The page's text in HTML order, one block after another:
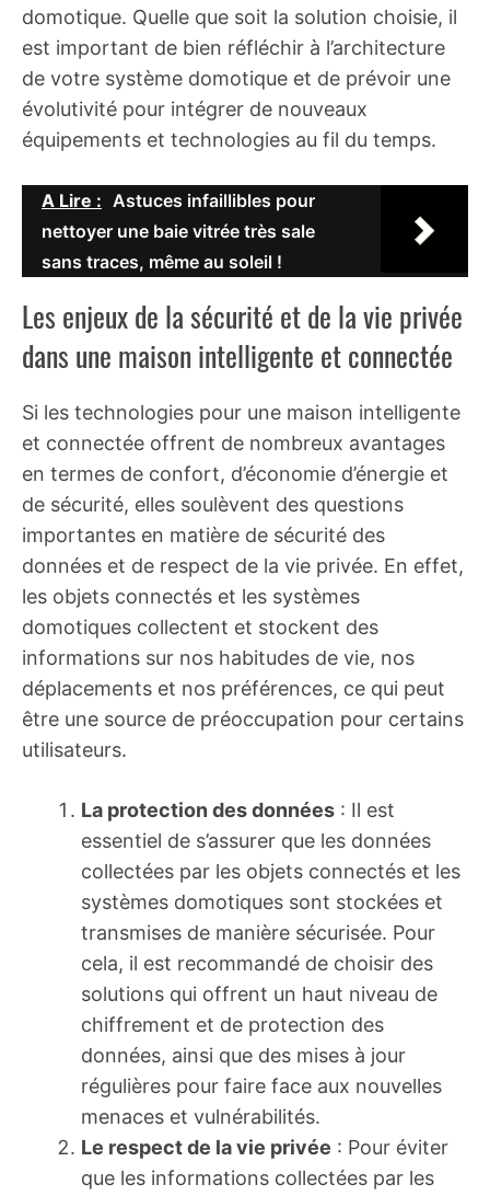
domotique. Quelle que soit la solution choisie, il
est important de bien réfléchir à l’architecture
de votre système domotique et de prévoir une
évolutivité pour intégrer de nouveaux
équipements et technologies au fil du temps.
A Lire : Astuces infaillibles pour
nettoyer une baie vitrée très sale
sans traces, même au soleil !
Les enjeux de la sécurité et de la vie privée
dans une maison intelligente et connectée
Si les technologies pour une maison intelligente
et connectée offrent de nombreux avantages
en termes de confort, d’économie d’énergie et
de sécurité, elles soulèvent des questions
importantes en matière de sécurité des
données et de respect de la vie privée. En effet,
les objets connectés et les systèmes
domotiques collectent et stockent des
informations sur nos habitudes de vie, nos
déplacements et nos préférences, ce qui peut
être une source de préoccupation pour certains
utilisateurs.
La protection des données : Il est
essentiel de s’assurer que les données
collectées par les objets connectés et les
systèmes domotiques sont stockées et
transmises de manière sécurisée. Pour
cela, il est recommandé de choisir des
solutions qui offrent un haut niveau de
chiffrement et de protection des
données, ainsi que des mises à jour
régulières pour faire face aux nouvelles
menaces et vulnérabilités.
Le respect de la vie privée : Pour éviter
que les informations collectées par les